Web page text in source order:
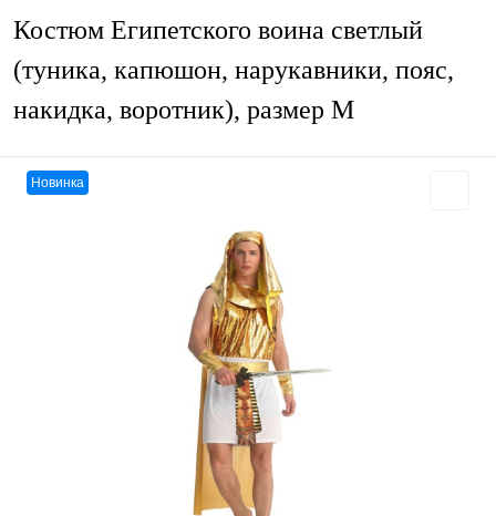
Костюм Египетского воина светлый
(туника, капюшон, нарукавники, пояс,
накидка, воротник), размер M
Новинка